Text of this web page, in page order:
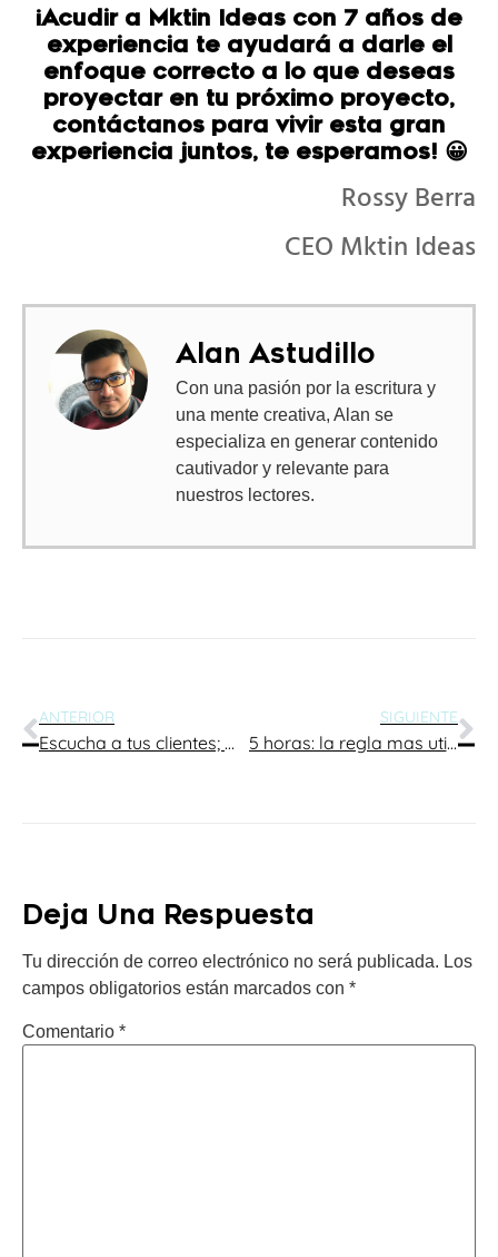
¡Acudir a Mktin Ideas con 7 años de
experiencia te ayudará a darle el
enfoque correcto a lo que deseas
proyectar en tu próximo proyecto,
contáctanos para vivir esta gran
experiencia juntos, te esperamos! 😀
Rossy Berra
CEO Mktin Ideas
Alan Astudillo
Con una pasión por la escritura y
una mente creativa, Alan se
especializa en generar contenido
cautivador y relevante para
nuestros lectores.
ANTERIOR
Escucha a tus clientes; Marketing one to one, esa es la clave.
SIGUIENTE
5 horas: la regla mas utilizada por los personajes más exitosos de la historia.
Deja Una Respuesta
Tu dirección de correo electrónico no será publicada. Los
campos obligatorios están marcados con *
Comentario *